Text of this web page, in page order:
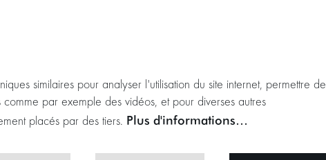
similaires pour analyser l'utilisation du site internet, permettre de
par exemple des vidéos, et pour diverses autres
placés par des tiers. Plus d'informations…